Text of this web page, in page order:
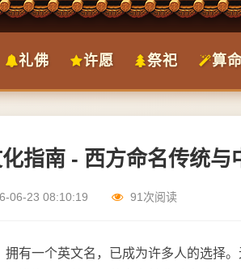
礼佛 许愿 祭祀 算
指南 - 西方命名传统与
06-23 08:10:19 91次阅读
有一个英文名，已成为许多人的选择